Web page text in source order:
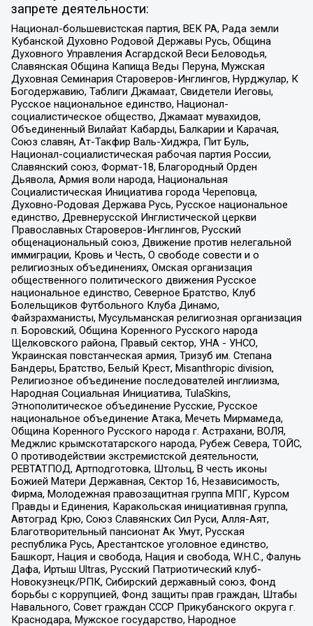
запрете деятельности:
Национал-большевистская партия, ВЕК РА, Рада земли
Кубанской Духовно Родовой Державы Русь, Община
Духовного Управления Асгардской Веси Беловодья,
Славянская Община Капища Веды Перуна, Мужская
Духовная Семинария Староверов-Инглингов, Нурджулар, К
Богодержавию, Таблиги Джамаат, Свидетели Иеговы,
Русское национальное единство, Национал-
социалистическое общество, Джамаат мувахидов,
Объединенный Вилайат Кабарды, Балкарии и Карачая,
Союз славян, Ат-Такфир Валь-Хиджра, Пит Буль,
Национал-социалистическая рабочая партия России,
Славянский союз, Формат-18, Благородный Орден
Дьявола, Армия воли народа, Национальная
Социалистическая Инициатива города Череповца,
Духовно-Родовая Держава Русь, Русское национальное
единство, Древнерусской Инглистической церкви
Православных Староверов-Инглингов, Русский
общенациональный союз, Движение против нелегальной
иммиграции, Кровь и Честь, О свободе совести и о
религиозных объединениях, Омская организация
общественного политического движения Русское
национальное единство, Северное Братство, Клуб
Болельщиков Футбольного Клуба Динамо,
Файзрахманисты, Мусульманская религиозная организация
п. Боровский, Община Коренного Русского народа
Щелковского района, Правый сектор, УНА - УНСО,
Украинская повстанческая армия, Тризуб им. Степана
Бандеры, Братство, Белый Крест, Misanthropic division,
Религиозное объединение последователей инглиизма,
Народная Социальная Инициатива, TulaSkins,
Этнополитическое объединение Русские, Русское
национальное объединение Атака, Мечеть Мирмамеда,
Община Коренного Русского народа г. Астрахани, ВОЛЯ,
Меджлис крымскотатарского народа, Рубеж Севера, ТОЙС,
О противодействии экстремистской деятельности,
РЕВТАТПОД, Артподготовка, Штольц, В честь иконы
Божией Матери Державная, Сектор 16, Независимость,
Фирма, Молодежная правозащитная группа МПГ, Курсом
Правды и Единения, Каракольская инициативная группа,
Автоград Крю, Союз Славянских Сил Руси, Алля-Аят,
Благотворительный пансионат Ак Умут, Русская
республика Русь, Арестантское уголовное единство,
Башкорт, Нация и свобода, Нация и свобода, W.H.С., Фалунь
Дафа, Иртыш Ultras, Русский Патриотический клуб-
Новокузнецк/РПК, Сибирский державный союз, Фонд
борьбы с коррупцией, Фонд защиты прав граждан, Штабы
Навального, Совет граждан СССР Прикубанского округа г.
Краснодара, Мужское государство, Народное